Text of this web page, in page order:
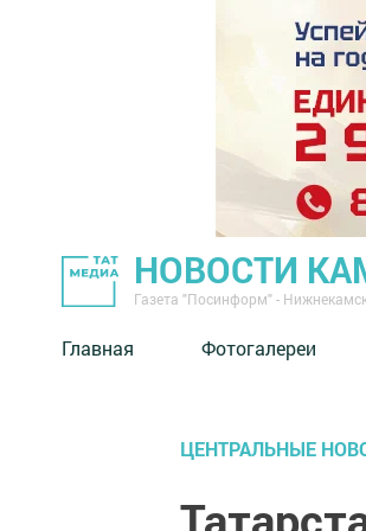
НОВОСТИ
Газета "Посинформ" -
Главная Фотогалереи
ЦЕНТРАЛЬНЫЕ